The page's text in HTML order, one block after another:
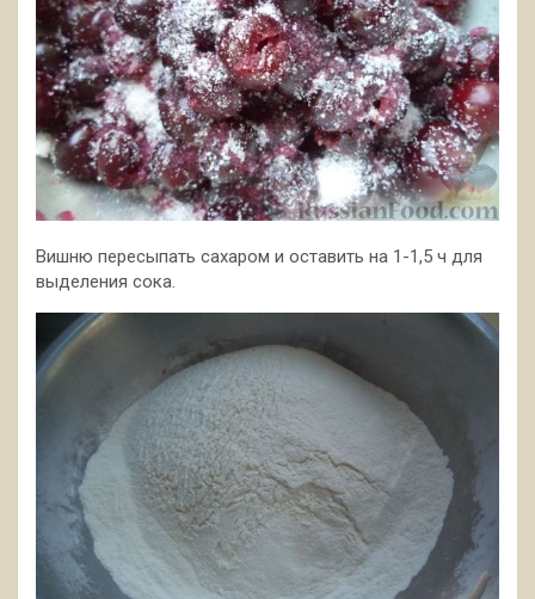
Вишню пересыпать сахаром и оставить на 1-1,5 ч для
выделения сока.